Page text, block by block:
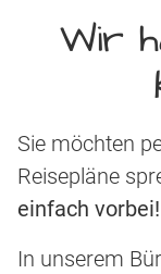
Wir
Sie möchten
Reisepläne
einfach vorbei!
In unserem